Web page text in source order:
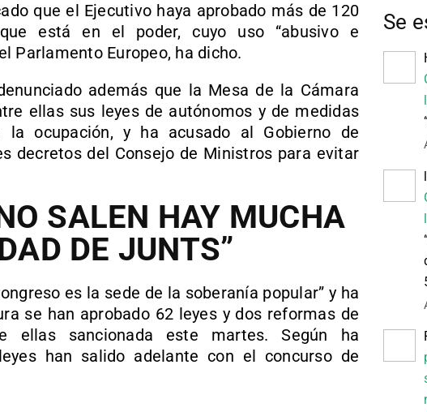
que el Ejecutivo haya aprobado más de 120
está en el poder, cuyo uso “abusivo e
Parlamento Europeo, ha dicho.
además que la Mesa de la Cámara
ellas sus leyes de autónomos y de medidas
ocupación, y ha acusado al Gobierno de
decretos del Consejo de Ministros para evitar
SALEN HAY MUCHA
DE JUNTS”
es la sede de la soberanía popular” y ha
se han aprobado 62 leyes y dos reformas de
ellas sancionada este martes. Según ha
han salido adelante con el concurso de
Se